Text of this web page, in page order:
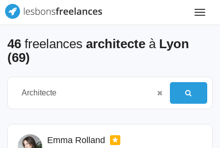
Toggle
46 freelances architecte à Lyon
(69)
Emma Rolland